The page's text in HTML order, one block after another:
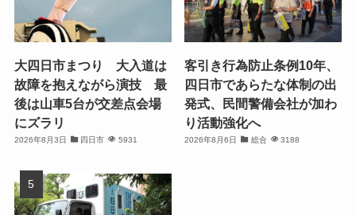
大四日市まつり 大入道は
故障を抱えながら演技 最
後は山車5台が交差点会場
にズラリ
2026年8月3日 四日市 5931
客引き行為防止条例10年、
四日市であらたな体制の出
発式、民間警備会社が加わ
り活動強化へ
2026年8月6日 総合 3188